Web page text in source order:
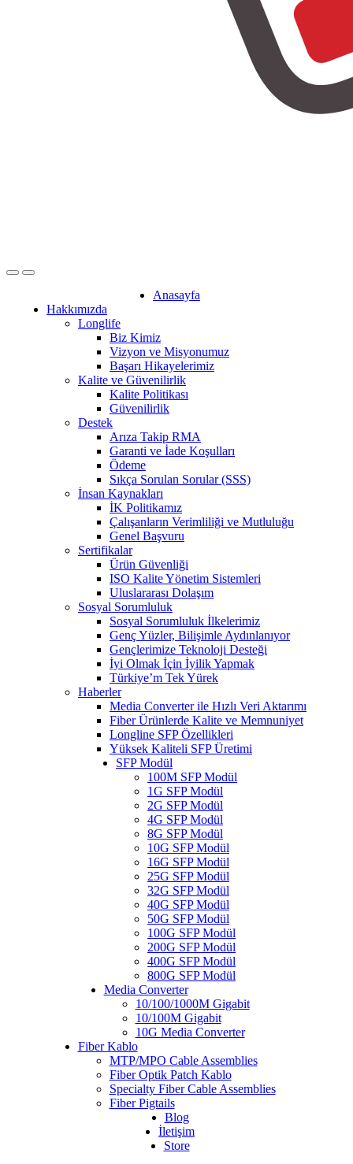
Anasayfa
Hakkımızda
Longlife
Biz Kimiz
Vizyon ve Misyonumuz
Başarı Hikayelerimiz
Kalite ve Güvenilirlik
Kalite Politikası
Güvenilirlik
Destek
Arıza Takip RMA
Garanti ve İade Koşulları
Ödeme
Sıkça Sorulan Sorular (SSS)
İnsan Kaynakları
İK Politikamız
Çalışanların Verimliliği ve Mutluluğu
Genel Başvuru
Sertifikalar
Ürün Güvenliği
ISO Kalite Yönetim Sistemleri
Uluslararası Dolaşım
Sosyal Sorumluluk
Sosyal Sorumluluk İlkelerimiz
Genç Yüzler, Bilişimle Aydınlanıyor
Gençlerimize Teknoloji Desteği
İyi Olmak İçin İyilik Yapmak
Türkiye’m Tek Yürek
Haberler
Media Converter ile Hızlı Veri Aktarımı
Fiber Ürünlerde Kalite ve Memnuniyet
Longline SFP Özellikleri
Yüksek Kaliteli SFP Üretimi
SFP Modül
100M SFP Modül
1G SFP Modül
2G SFP Modül
4G SFP Modül
8G SFP Modül
10G SFP Modül
16G SFP Modül
25G SFP Modül
32G SFP Modül
40G SFP Modül
50G SFP Modül
100G SFP Modül
200G SFP Modül
400G SFP Modül
800G SFP Modül
Media Converter
10/100/1000M Gigabit
10/100M Gigabit
10G Media Converter
Fiber Kablo
MTP/MPO Cable Assemblies
Fiber Optik Patch Kablo
Specialty Fiber Cable Assemblies
Fiber Pigtails
Blog
İletişim
Store